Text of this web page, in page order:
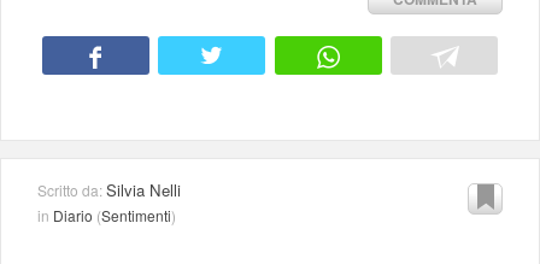
Scritto da:Silvia Nelli
in Diario (Sentimenti)